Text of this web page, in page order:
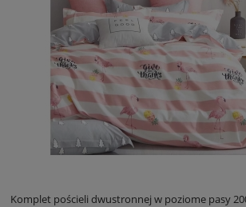
Komplet pościeli dwustronnej w poziome pasy